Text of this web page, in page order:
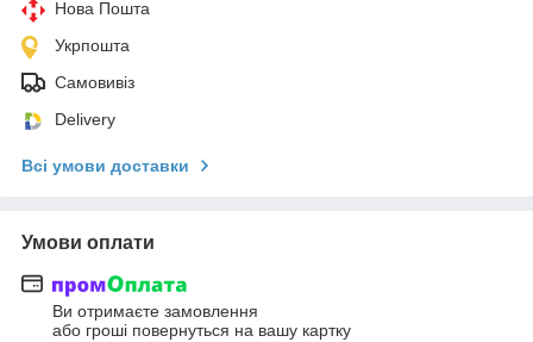
Нова Пошта
Укрпошта
Самовивіз
Delivery
Всі умови доставки
Умови оплати
Ви отримаєте замовлення
або гроші повернуться на вашу картку